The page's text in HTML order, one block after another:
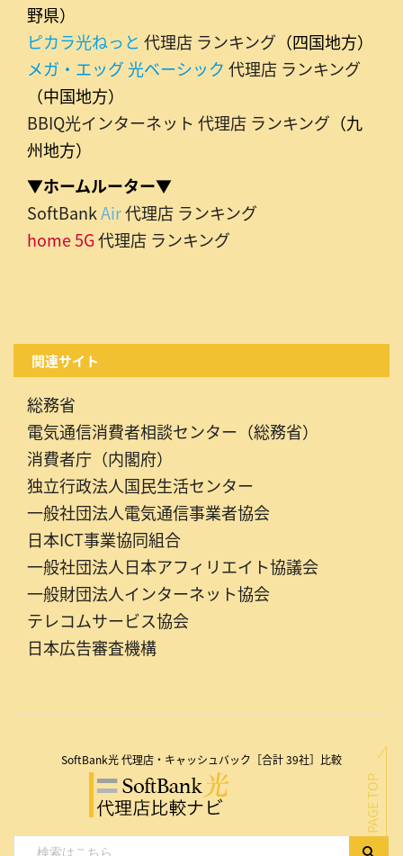
野県）
ピカラ光ねっと 代理店 ランキング （四国地方）
メガ・エッグ 光ベーシック 代理店 ランキング
（中国地方）
BBIQ光インターネット 代理店 ランキング （九
州地方）
▼ホームルーター▼
SoftBankAir代理店 ランキング
home 5G代理店 ランキング
関連サイト
総務省
電気通信消費者相談センター（総務省）
消費者庁（内閣府）
独立行政法人国民生活センター
一般社団法人電気通信事業者協会
日本ICT事業協同組合
一般社団法人日本アフィリエイト協議会
一般財団法人インターネット協会
テレコムサービス協会
日本広告審査機構
SoftBank光 代理店・キャッシュバック［合計 39社］比較
PAGE TOP